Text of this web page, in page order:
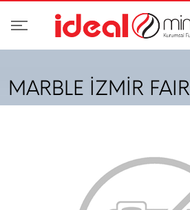
MARBLE İZMİR FAIR